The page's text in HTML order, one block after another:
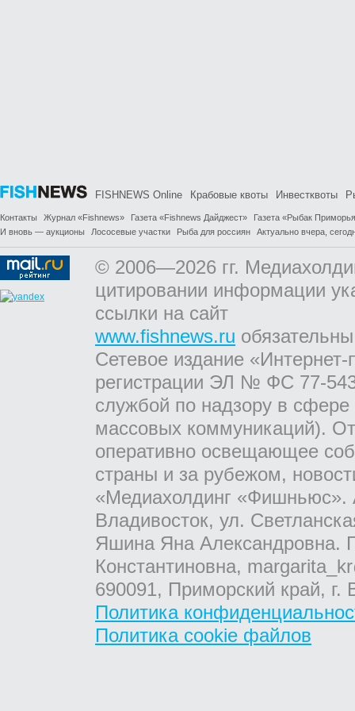
FISHNEWS Online Крабовые квоты Инвестквоты
Контакты Журнал «Fishnews» Газета «Fishnews Дайджест»
Газета «Рыбак
И вновь — аукционы
Лососевые участки Рыба для россиян Актуально вчера,
© 2006—2026 гг.
цитировании информации
ссылки на сайт
www.fishnews.ru
Сетевое издание
регистрации ЭЛ № ФС 77-
службой по надзору в
массовых коммуникаций).
оперативно освещающее
страны и за рубежом,
«Медиахолдинг «Фишньюс».
Владивосток, ул.
Яшина Яна Александровна.
Константиновна,
690091, Приморский край,
Политика
Политика cookie файлов